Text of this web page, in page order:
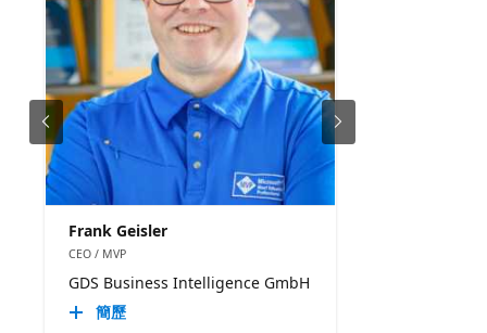
Frank Geisler
CEO / MVP
GDS Business Intelligence GmbH
簡歷